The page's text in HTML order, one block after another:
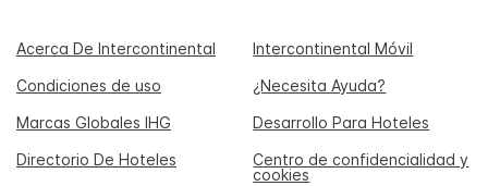
Acerca De Intercontinental
Intercontinental Móvil
Condiciones de uso
¿Necesita Ayuda?
Marcas Globales IHG
Desarrollo Para Hoteles
Directorio De Hoteles
Centro de confidencialidad y
cookies